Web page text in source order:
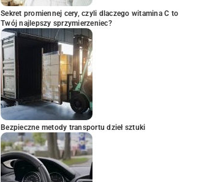
Sekret promiennej cery, czyli dlaczego witamina C to
Twój najlepszy sprzymierzeniec?
Bezpieczne metody transportu dzieł sztuki